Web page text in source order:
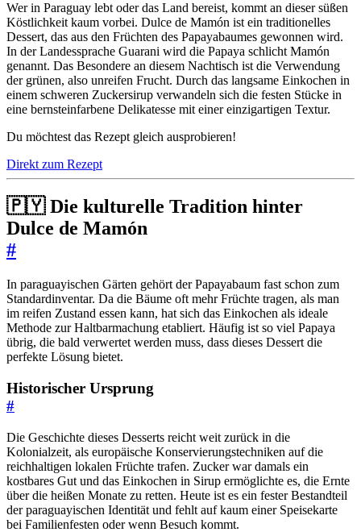
Wer in Paraguay lebt oder das Land bereist, kommt an dieser süßen
Köstlichkeit kaum vorbei. Dulce de Mamón ist ein traditionelles
Dessert, das aus den Früchten des Papayabaumes gewonnen wird.
In der Landessprache Guarani wird die Papaya schlicht Mamón
genannt. Das Besondere an diesem Nachtisch ist die Verwendung
der grünen, also unreifen Frucht. Durch das langsame Einkochen in
einem schweren Zuckersirup verwandeln sich die festen Stücke in
eine bernsteinfarbene Delikatesse mit einer einzigartigen Textur.
Du möchtest das Rezept gleich ausprobieren!
Direkt zum Rezept
🇵🇾 Die kulturelle Tradition hinter
Dulce de Mamón
#
In paraguayischen Gärten gehört der Papayabaum fast schon zum
Standardinventar. Da die Bäume oft mehr Früchte tragen, als man
im reifen Zustand essen kann, hat sich das Einkochen als ideale
Methode zur Haltbarmachung etabliert. Häufig ist so viel Papaya
übrig, die bald verwertet werden muss, dass dieses Dessert die
perfekte Lösung bietet.
Historischer Ursprung
#
Die Geschichte dieses Desserts reicht weit zurück in die
Kolonialzeit, als europäische Konservierungstechniken auf die
reichhaltigen lokalen Früchte trafen. Zucker war damals ein
kostbares Gut und das Einkochen in Sirup ermöglichte es, die Ernte
über die heißen Monate zu retten. Heute ist es ein fester Bestandteil
der paraguayischen Identität und fehlt auf kaum einer Speisekarte
bei Familienfesten oder wenn Besuch kommt.